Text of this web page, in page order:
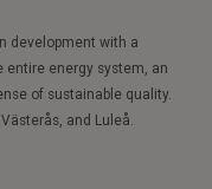
development with a
entire energy system, an
of sustainable quality.
and Luleå.